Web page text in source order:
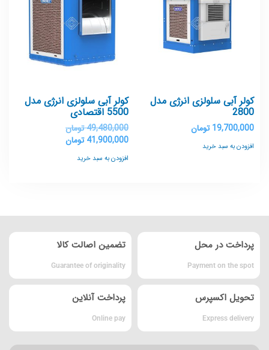
کولر آبی سلولزی انرژی مدل
2800
19,700,000 تومان
افزودن به سبد خرید
کولر آبی سلولزی انرژی مدل
5500 اقتصادی
49,480,000تومان
41,900,000 تومان
افزودن به سبد خرید
پرداخت در محل
Payment on the spot
تضمین اصالت کالا
Guarantee of originality
تحویل اکسپرس
Express delivery
پرداخت آنلاین
Online pay